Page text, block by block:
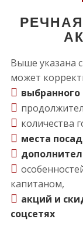
Выше указана
может
выбранного
количества
места
капитаном,
акций и
соцсетях